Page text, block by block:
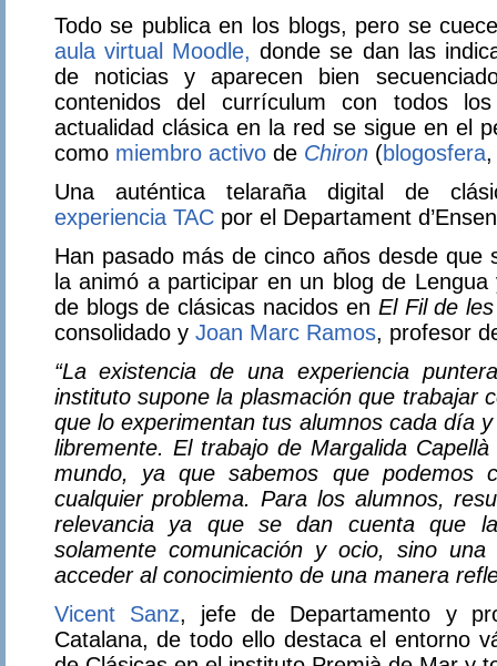
Todo se publica en los blogs, pero se
aula virtual Moodle, donde se dan las
de noticias y aparecen bien
contenidos del currículum con todos
actualidad clásica en la red se sigue en el
como miembro activode Chiron (blogosfera
Una auténtica telaraña digital de
experiencia TACpor el Departament
Han pasado más de cinco años desde que
la animó a participar en un blog de
de blogs de clásicas nacidos en El Fil de
consolidado y Joan Marc Ramos, profesor
“La existencia de una experiencia
instituto supone la plasmación que trabajar
que lo experimentan tus alumnos cada día
libremente. El trabajo de Margalida
mundo, ya que sabemos que podemos
cualquier problema. Para los alumnos,
relevancia ya que se dan cuenta que
solamente comunicación y ocio, sino
acceder al conocimiento de una manera
Vicent Sanz, jefe de Departamento y
Catalana, de todo ello destaca el entorno